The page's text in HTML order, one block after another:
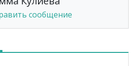
сообщение